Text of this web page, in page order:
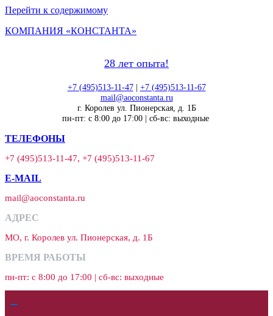
Перейти к содержимому
КОМПАНИЯ «КОНСТАНТА»
28 лет опыта!
+7 (495)513-11-47| +7 (495)513-11-67
mail@aoconstanta.ru
г. Королев ул. Пионерская, д. 1Б
пн-пт: с 8:00 до 17:00 | сб-вс: выходные
ТЕЛЕФОНЫ
+7 (495)513-11-47, +7 (495)513-11-67
E-MAIL
mail@aoconstanta.ru
АДРЕС
МО, г. Королев ул. Пионерская, д. 1Б
ВРЕМЯ РАБОТЫ
пн-пт: с 8:00 до 17:00 | сб-вс: выходные